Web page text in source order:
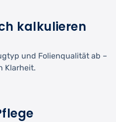
kalkulieren
und Folienqualität ab –
Klarheit.